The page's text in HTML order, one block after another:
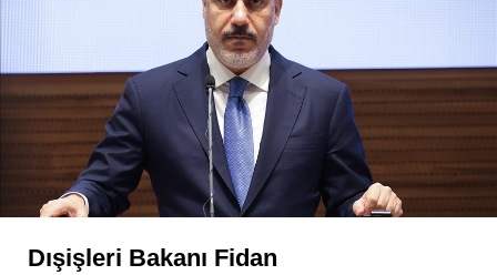
Dışişleri Bakanı Fidan